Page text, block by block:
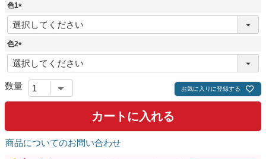
色1
(
必
色2
(
必
)
お気に入りに登録する
カートに入れる
商品についてのお問い合わせ